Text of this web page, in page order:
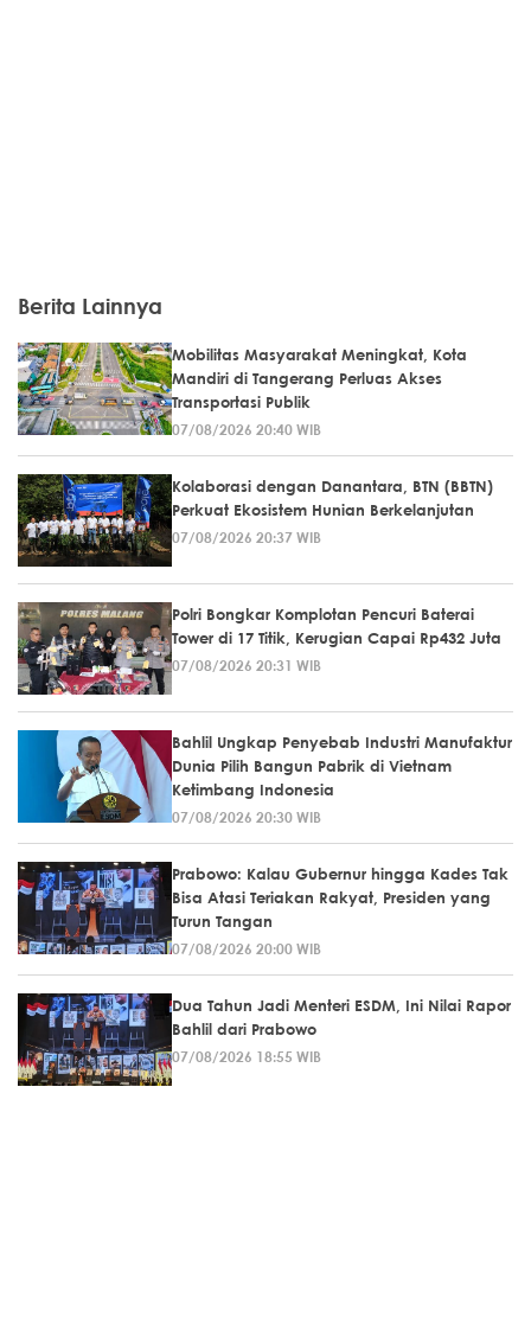
Berita Lainnya
Mobilitas Masyarakat Meningkat, Kota
Mandiri di Tangerang Perluas Akses
Transportasi Publik
07/08/2026 20:40 WIB
Kolaborasi dengan Danantara, BTN (BBTN)
Perkuat Ekosistem Hunian Berkelanjutan
07/08/2026 20:37 WIB
Polri Bongkar Komplotan Pencuri Baterai
Tower di 17 Titik, Kerugian Capai Rp432 Juta
07/08/2026 20:31 WIB
Bahlil Ungkap Penyebab Industri Manufaktur
Dunia Pilih Bangun Pabrik di Vietnam
Ketimbang Indonesia
07/08/2026 20:30 WIB
Prabowo: Kalau Gubernur hingga Kades Tak
Bisa Atasi Teriakan Rakyat, Presiden yang
Turun Tangan
07/08/2026 20:00 WIB
Dua Tahun Jadi Menteri ESDM, Ini Nilai Rapor
Bahlil dari Prabowo
07/08/2026 18:55 WIB